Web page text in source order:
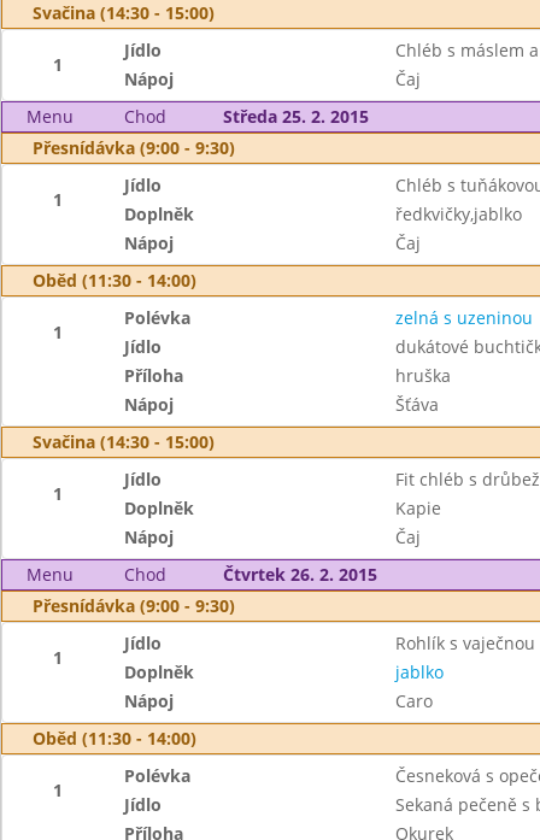
Svačina (14:30 - 15:00)
1
Jídlo
Chléb s máslem
Nápoj
Čaj
Menu
Chod
Středa 25. 2. 2015
Přesnídávka (9:00 - 9:30)
1
Jídlo
Chléb s
Doplněk
ředkvičky,jablko
Nápoj
Čaj
Oběd (11:30 - 14:00)
1
Polévka
zelná s uzeninou
Jídlo
dukátové
Příloha
hruška
Nápoj
Šťáva
Svačina (14:30 - 15:00)
1
Jídlo
Fit chléb s
Doplněk
Kapie
Nápoj
Čaj
Menu
Chod
Čtvrtek 26. 2. 2015
Přesnídávka (9:00 - 9:30)
1
Jídlo
Rohlík s
Doplněk
jablko
Nápoj
Caro
Oběd (11:30 - 14:00)
1
Polévka
Česneková s
Jídlo
Sekaná pečeně
Příloha
Okurek